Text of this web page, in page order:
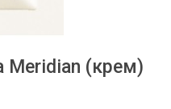
Meridian (крем)